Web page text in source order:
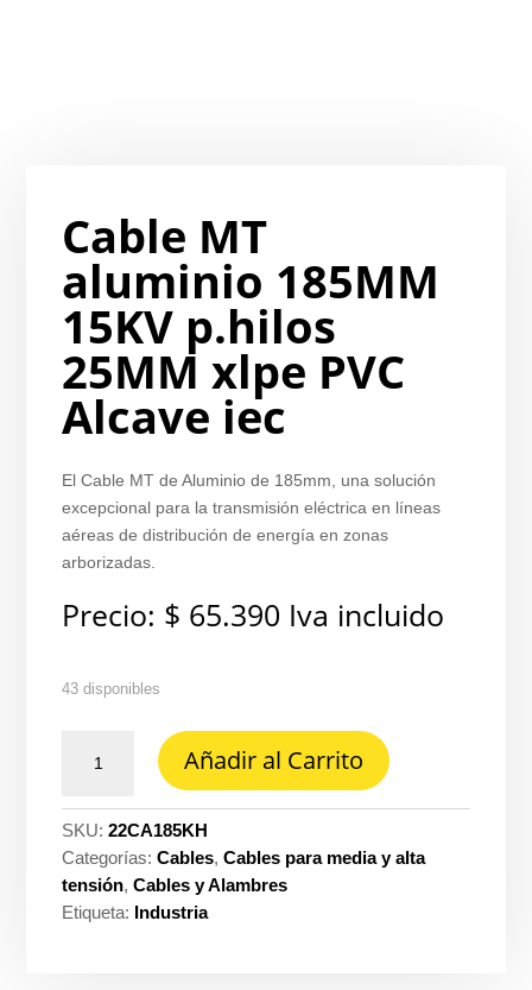
Cable MT
aluminio 185MM
15KV p.hilos
25MM xlpe PVC
Alcave iec
El Cable MT de Aluminio de 185mm, una solución
excepcional para la transmisión eléctrica en líneas
aéreas de distribución de energía en zonas
arborizadas.
Precio: $ 65.390 Iva incluido
43 disponibles
185MM
15KV
p.hilos
25MM
Añadir al Carrito
SKU:22CA185KH
Categorías:Cables,Cables para media y alta
tensión,Cables y Alambres
Etiqueta: Industria